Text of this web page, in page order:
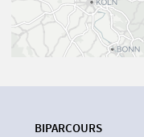
BIPARCOURS